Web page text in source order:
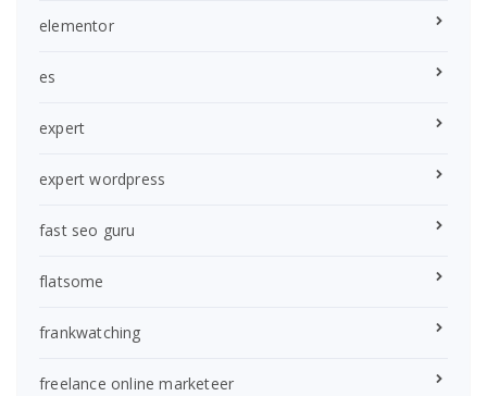
elementor
es
expert
expert wordpress
fast seo guru
flatsome
frankwatching
freelance online marketeer